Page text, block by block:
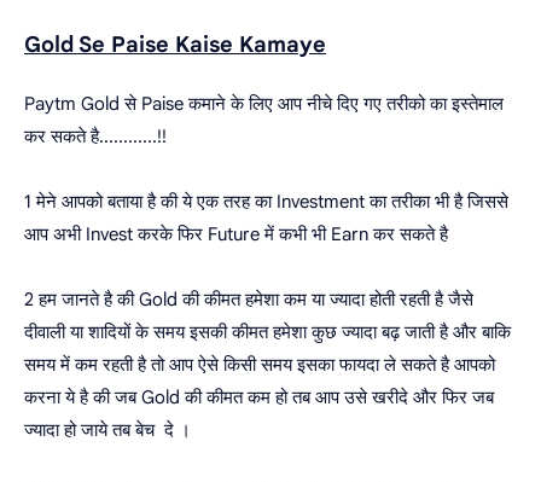
Gold Se Paise Kaise Kamaye
Paytm Gold से Paise कमाने के लिए आप नीचे दिए गए तरीको का इस्तेमाल
कर सकते है............!!
1 मेने आपको बताया है की ये एक तरह का Investment का तरीका भी है जिससे
आप अभी Invest करके फिर Future में कभी भी Earn कर सकते है
2 हम जानते है की Gold की कीमत हमेशा कम या ज्यादा होती रहती है जैसे
दीवाली या शादियों के समय इसकी कीमत हमेशा कुछ ज्यादा बढ़ जाती है और बाकि
समय में कम रहती है तो आप ऐसे किसी समय इसका फायदा ले सकते है आपको
करना ये है की जब Gold की कीमत कम हो तब आप उसे खरीदे और फिर जब
ज्यादा हो जाये तब बेच दे ।